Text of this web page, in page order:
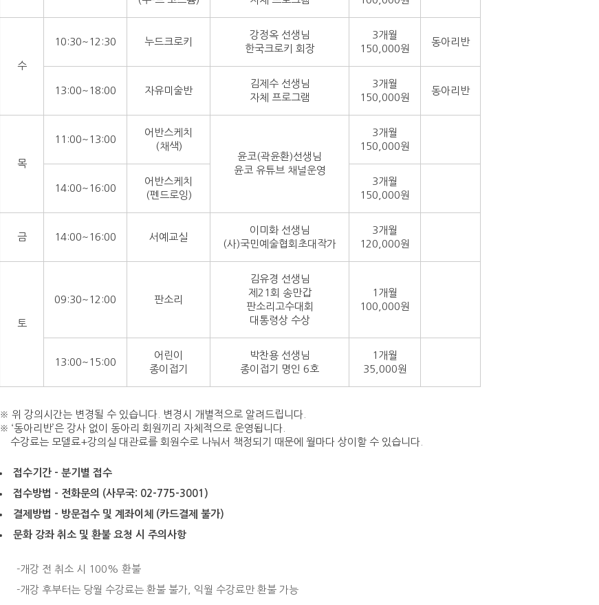
수
10:30~12:30 누드크로키
강정옥 선생님
한국크로키 회장
3개월
150,000원
동아리반
13:00~18:00 자유미술반
김제수 선생님
자체 프로그램
3개월
150,000원
동아리반
목
11:00~13:00
어반스케치
(채색)
윤코(곽윤환)선생님
윤코 유튜브 채널운영
3개월
150,000원
14:00~16:00
어반스케치
(펜드로잉)
3개월
150,000원
금 14:00~16:00 서예교실
이미화 선생님
(사)국민예술협회초대작가
3개월
120,000원
토
09:30~12:00 판소리
김유경 선생님
제21회 송만갑
판소리고수대회
대통령상 수상
1개월
100,000원
13:00~15:00
어린이
종이접기
박찬용 선생님
종이접기 명인 6호
1개월
35,000원
※ 위 강의시간는 변경될 수 있습니다. 변경시 개별적으로 알려드립니다.
※ ‘동아리반’은 강사 없이 동아리 회원끼리 자체적으로 운영됩니다.
수강료는 모델료+강의실 대관료를 회원수로 나눠서 책정되기 때문에 월마다 상이할 수 있습니다.
접수기간 - 분기별 접수
접수방법 - 전화문의 (사무국: 02-775-3001)
결제방법 - 방문접수 및 계좌이체 (카드결제 불가)
문화 강좌 취소 및 환불 요청 시 주의사항
개강 전 취소 시 100% 환불
개강 후부터는 당월 수강료는 환불 불가, 익월 수강료만 환불 가능